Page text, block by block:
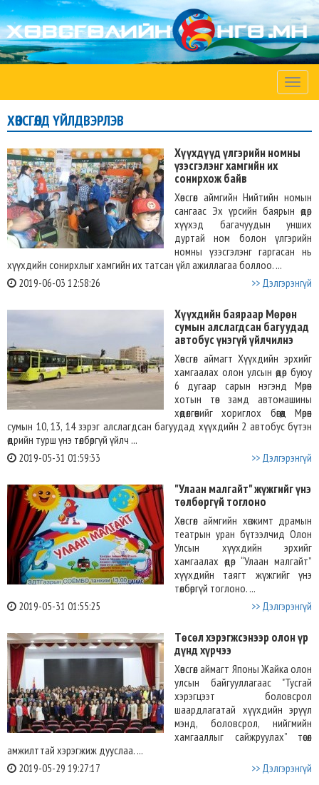
Toggle
ХӨВСГӨЛД ҮЙЛДВЭРЛЭВ
Хүүхдүүд үлгэрийн номны
үзэсгэлэнг хамгийн их
сонирхож байв
Хөвсгөл аймгийн Нийтийн номын
сангаас Эх үрсийн баярын өдөр
хүүхэд багачуудын унших
дуртай ном болон үлгэрийн
номны үзэсгэлэнг гаргасан нь
хүүхдийн сонирхлыг хамгийн их татсан үйл ажиллагаа боллоо. ...
2019-06-03 12:58:26 >> Дэлгэрэнгүй
Хүүхдийн баяраар Мөрөн
сумын алслагдсан багуудад
автобус үнэгүй үйлчилнэ
Хөвсгөл аймагт Хүүхдийн эрхийг
хамгаалах олон улсын өдөр буюу
6 дугаар сарын нэгэнд Мөрөн
хотын төв замд автомашины
хөдөлгөөнийг хориглох бөгөөд Мөрөн
сумын 10, 13, 14 зэрэг алслагдсан багуудад хүүхдийн 2 автобус бүтэн
өдрийн турш үнэ төлбөргүй үйлч ...
2019-05-31 01:59:33 >> Дэлгэрэнгүй
"Улаан малгайт" жүжгийг үнэ
төлбөргүй тоглоно
Хөвсгөл аймгийн хөгжимт драмын
театрын уран бүтээлчид Олон
Улсын хүүхдийн эрхийг
хамгаалах өдөр “Улаан малгайт”
хүүхдийн таягт жүжгийг үнэ
төлбөргүй тоглоно. ...
2019-05-31 01:55:25 >> Дэлгэрэнгүй
Төсөл хэрэгжсэнээр олон үр
дүнд хүрчээ
Хөвсгөл аймагт Японы Жайка олон
улсын байгууллагаас "Тусгай
хэрэгцээт боловсрол
шаардлагатай хүүхдийн эрүүл
мэнд, боловсрол, нийгмийн
хамгааллыг сайжруулах” төсөл
амжилттай хэрэгжиж дууслаа. ...
2019-05-29 19:27:17 >> Дэлгэрэнгүй